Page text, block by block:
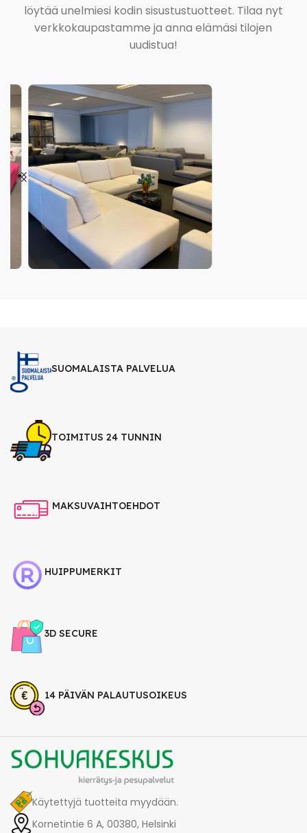
löytää unelmiesi kodin sisustustuotteet. Tilaa nyt
verkkokaupastamme ja anna elämäsi tilojen
uudistua!
SUOMALAISTA PALVELUA
TOIMITUS 24 TUNNIN
MAKSUVAIHTOEHDOT
HUIPPUMERKIT
3D SECURE
14 PÄIVÄN PALAUTUSOIKEUS
Käytettyjä tuotteita myydään.
Kornetintie 6 A, 00380, Helsinki